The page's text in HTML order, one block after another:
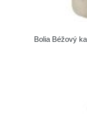
Bolia Béžový